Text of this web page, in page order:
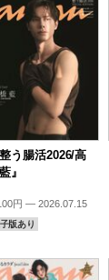
整う腸活2026/高
』
円 — 2026.07.15
版あり